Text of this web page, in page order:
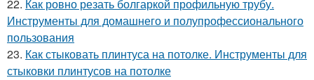
22. Как ровно резать болгаркой профильную трубу.
Инструменты для домашнего и полупрофессионального
пользования
23. Как стыковать плинтуса на потолке. Инструменты для
стыковки плинтусов на потолке